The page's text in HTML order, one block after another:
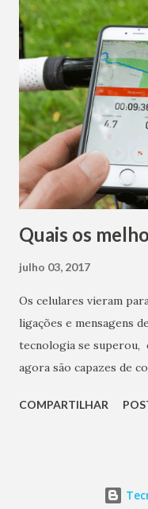
Quais os
julho 03, 2017
Os celulares vieram
ligações e mensagens
tecnologia se superou,
agora são capazes de
você curte andar de
COMPARTILHAR